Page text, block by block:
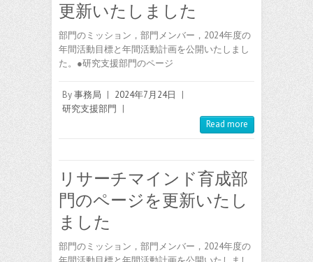
更新いたしました
部門のミッション，部門メンバー，2024年度の
年間活動目標と年間活動計画を公開いたしまし
た。●研究支援部門のページ
By事務局 | 2024年7月24日
|
研究支援部門 |
Read more
リサーチマインド育成部
門のページを更新いたし
ました
部門のミッション，部門メンバー，2024年度の